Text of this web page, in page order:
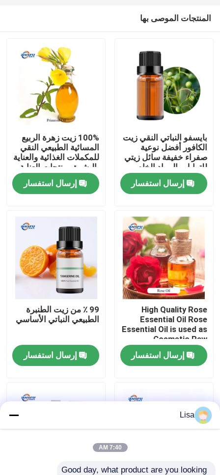
المنزل
المنتجات
فيديوهات
برنامج VR
حولنا
جولة في المصنع
اتصل بنا
نكهات الجوهر الغذائي
المنتجات الموصى بها
بايسفو النباتي النقي زيت
الكافور أفضل نوعية
صفراء خفيفة سائل زيتي
للتوابل والمواد الخام
التجميلية
إرسال استفسار
100% زيت زهرة الربيع
المسائية الطبيعي النقي
للمكملات الغذائية والعناية
بالبشرة ومنتجات العناية
الشخصية
إرسال استفسار
High Quality Rose
Essential Oil Rose
Essential Oil is used as
Cosmetic Raw
Material
إرسال استفسار
99 ٪ من زيت الطنبرة
الطبيعي النباتي الأساسي
إرسال استفسار
Lisa
7:40 AM
Good day, what product are you looking